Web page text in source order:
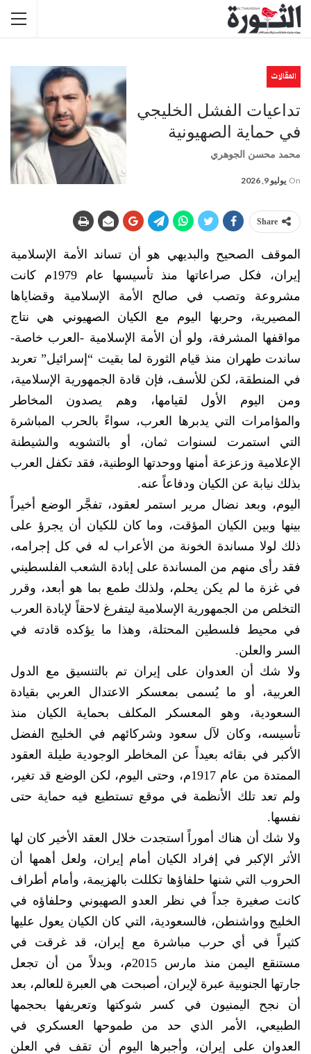
المقالات
تداعيات الفشل الخليجي
في حماية الصهيونية
محمد محسن الجوهري
On يوليو 9, 2026
Share
الموقف الصحيح والبديهي هو أن تساند الأمة الإسلامية
إيران، فكل صراعاتها منذ تأسيسها عام 1979م كانت
مشروعة وتصب في صالح الأمة الإسلامية وقضاياها
المصيرية، وحربها اليوم مع الكيان الصهيوني هي نتاج
مواقفها المشرفة، ولو أن الأمة الإسلامية -العرب خاصة-
ساندت طهران منذ قيام الثورة لما بقيت “إسرائيل” تعربد
في المنطقة، لكن للأسف، فإن قادة الجمهورية الإسلامية،
ومن اليوم الأول لقيامها، وهم يصدون المخاطر
والمؤامرات التي يدبرها العرب، سواءً بالحرب المباشرة
التي استمرت لسنوات ثمان، أو بالتشويه والشيطنة
الإعلامية وزعزعة أمنها ووحدتها الوطنية، فقد تكفل العرب
بذلك نيابة عن الكيان ودفاعاً عنه.
اليوم، وبعد نضال مرير استمر لعقود، تفجَّر الوضع أخيراً
بينها وبين الكيان المؤقت، وما كان للكيان أن يجرؤ على
ذلك لولا مساندة الخونة من الأعراب له في كل إجرامه،
فقد رأى منهم من المساندة على إبادة الشعب الفلسطيني
في غزة ما لم يكن يحلم، ولذلك طمع بما هو أبعد، وقرر
التخلص من الجمهورية الإسلامية ليتفرغ لاحقاً لإبادة العرب
في محيط فلسطين المحتلة، وهذا ما يؤكده قادته في
السر والعلن.
ولا شك أن العدوان على إيران تم بالتنسيق مع الدول
العربية، أو ما يُسمى بمعسكر الاعتدال العربي بقيادة
السعودية، وهو المعسكر المكلف بحماية الكيان منذ
تأسيسه، وكان لآل سعود وشركائهم في الخليج الفضل
الأكبر في بقائه بعيداً عن المخاطر الوجودية طيلة العقود
الممتدة من عام 1917م، وحتى اليوم، لكن الوضع قد تغير،
ولم تعد تلك الأنظمة في موقع تستطيع فيه حماية حتى
نفسها.
ولا شك أن هناك أموراً استجدت خلال العقد الأخير كان لها
الأثر الإكبر في إفراد الكيان أمام إيران، ولعل أهمها أن
الحروب التي شنها حلفاؤها تكللت بالهزيمة، وأمام أطراف
كانت صغيرة جداً في نظر العدو الصهيوني وحلفاؤه في
الخليج وواشنطن، فالسعودية، التي كان الكيان يعول عليها
كثيراً في أي حرب مباشرة مع إيران، قد غرقت في
مستنقع اليمن منذ مارس 2015م، وبدلاً من أن تجعل
جارتها الجنوبية عبرة لإيران، أصبحت هي العبرة للعالم، بعد
أن نجح اليمنيون في كسر شوكتها وتعريفها بحجمها
الطبيعي، الأمر الذي حد من طموحها العسكري في
العدوان على إيران، وأجبرها اليوم أن تقف في العلن